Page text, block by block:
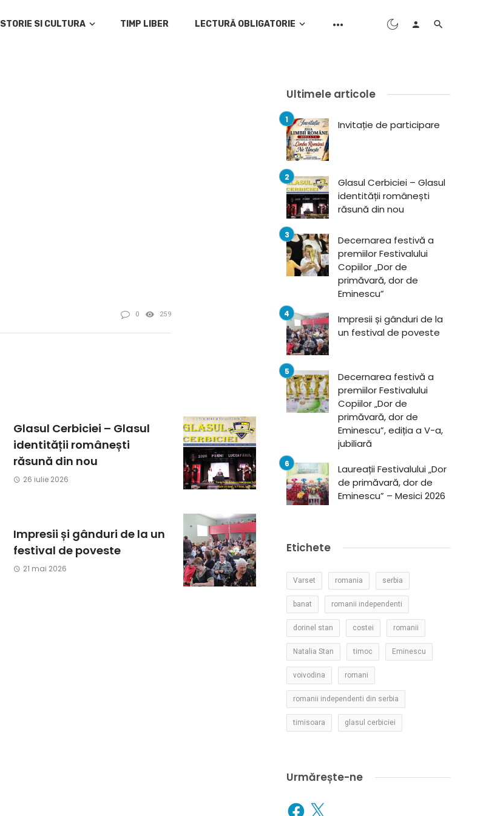
ISTORIE SI CULTURA TIMP LIBER LECTURĂ OBLIGATORIE
0 259
Glasul Cerbiciei – Glasul
identității românești
răsună din nou
26 iulie 2026
Impresii și gânduri de la un
festival de poveste
21 mai 2026
Ultimele articole
Invitație de participare
Glasul Cerbiciei – Glasul
identității românești
răsună din nou
Decernarea festivă a
premiilor Festivalului
Copiilor „Dor de
primăvară, dor de
Eminescu”
Impresii și gânduri de la
un festival de poveste
Decernarea festivă a
premiilor Festivalului
Copiilor „Dor de
primăvară, dor de
Eminescu”, ediția a V-a,
jubiliară
Laureații Festivalului „Dor
de primăvară, dor de
Eminescu” – Mesici 2026
Etichete
Varset romania serbia
banat romanii independenti
dorinel stan costei romanii
Natalia Stan timoc Eminescu
voivodina romani
romanii independenti din serbia
timisoara glasul cerbiciei
Urmărește-ne
Facebook
X